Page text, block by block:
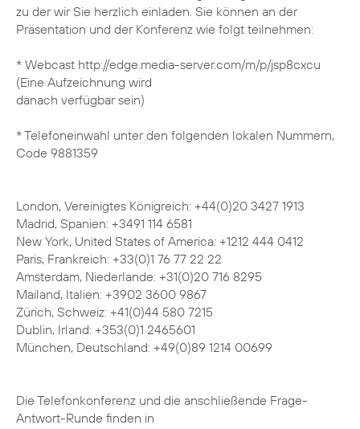
zu der wir Sie herzlich einladen. Sie können an der
Präsentation und der Konferenz wie folgt teilnehmen:
* Webcast http://edge.media-server.com/m/p/jsp8cxcu
(Eine Aufzeichnung wird
danach verfügbar sein)
* Telefoneinwahl unter den folgenden lokalen Nummern,
Code 9881359
London, Vereinigtes Königreich: +44(0)20 3427 1913
Madrid, Spanien: +3491 114 6581
New York, United States of America: +1212 444 0412
Paris, Frankreich: +33(0)1 76 77 22 22
Amsterdam, Niederlande: +31(0)20 716 8295
Mailand, Italien: +3902 3600 9867
Zürich, Schweiz: +41(0)44 580 7215
Dublin, Irland: +353(0)1 2465601
München, Deutschland: +49(0)89 1214 00699
Die Telefonkonferenz und die anschließende Frage-
Antwort-Runde finden in